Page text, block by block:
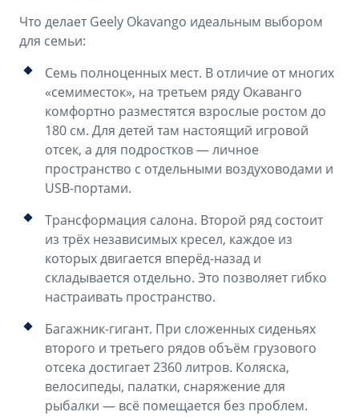
Что делает Geely Okavango идеальным выбором
для семьи:
Семь полноценных мест. В отличие от многих
«семиместок», на третьем ряду Окаванго
комфортно разместятся взрослые ростом до
180 см. Для детей там настоящий игровой
отсек, а для подростков — личное
пространство с отдельными воздуховодами и
USB-портами.
Трансформация салона. Второй ряд состоит
из трёх независимых кресел, каждое из
которых двигается вперёд-назад и
складывается отдельно. Это позволяет гибко
настраивать пространство.
Багажник-гигант. При сложенных сиденьях
второго и третьего рядов объём грузового
отсека достигает 2360 литров. Коляска,
велосипеды, палатки, снаряжение для
рыбалки — всё помещается без проблем.